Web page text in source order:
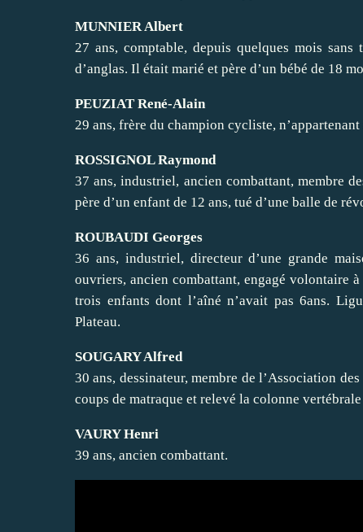
MUNNIER Albert
27 ans, comptable, depuis quelques mois
d’anglas. Il était marié et père d’un bébé de 18
PEUZIAT René-Alain
29 ans, frère du champion cycliste,
ROSSIGNOL Raymond
37 ans, industriel, ancien combattant, membre
père d’un enfant de 12 ans, tué d’une balle de
ROUBAUDI Georges
36 ans, industriel, directeur d’une grande
ouvriers, ancien combattant, engagé volontaire
trois enfants dont l’aîné n’avait pas 6ans.
Plateau.
SOUGARY Alfred
30 ans, dessinateur, membre de l’Association
coups de matraque et relevé la colonne
VAURY Henri
39 ans, ancien combattant.